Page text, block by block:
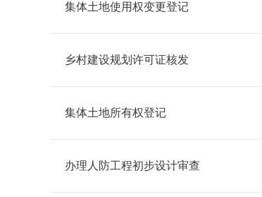
集体土地使用权变更登记
乡村建设规划许可证核发
集体土地所有权登记
办理人防工程初步设计审查